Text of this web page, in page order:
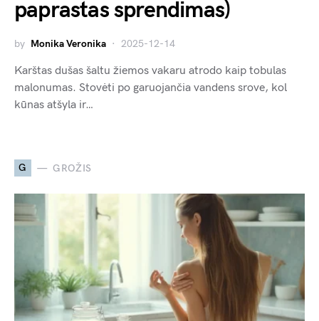
paprastas sprendimas)
by Monika Veronika 2025-12-14
Karštas dušas šaltu žiemos vakaru atrodo kaip tobulas
malonumas. Stovėti po garuojančia vandens srove, kol
kūnas atšyla ir…
G GROŽIS